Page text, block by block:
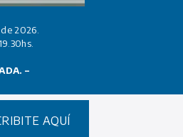
2026.
–
AQUÍ